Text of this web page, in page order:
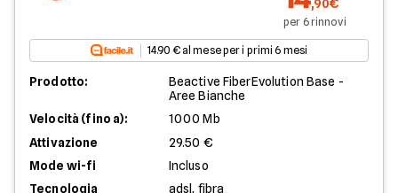
,90€
per 6 rinnovi
14.90 € al mese per i primi 6 mesi
Prodotto:
Beactive FiberEvolution Base -
Aree Bianche
Velocità (fino a):
1000 Mb
Attivazione
29.50 €
Mode wi-fi
Incluso
Tecnologia
adsl, fibra